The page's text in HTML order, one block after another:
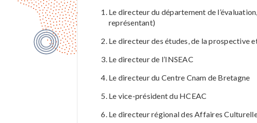
Le directeur du département de
représentant)
Le directeur des études, de la prospective
Le directeur de l’INSEAC
Le directeur du Centre Cnam de Bretagne
Le vice-président du HCEAC
Le directeur régional des Affaires